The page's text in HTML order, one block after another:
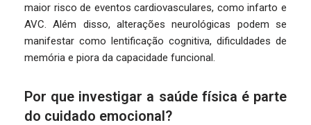
maior risco de eventos cardiovasculares, como infarto e
AVC. Além disso, alterações neurológicas podem se
manifestar como lentificação cognitiva, dificuldades de
memória e piora da capacidade funcional.
Por que investigar a saúde física é parte
do cuidado emocional?